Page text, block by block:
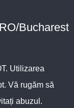
Bucharest
. Utilizarea
Vă rugăm să
abuzul.